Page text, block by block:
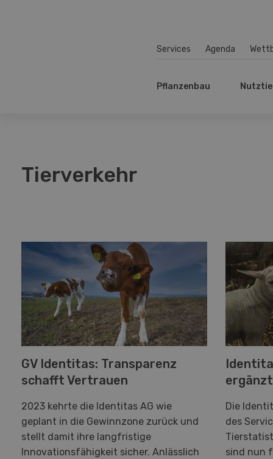
Services Agenda
Pflanzenbau
Tierverkehr
GV Identitas: Transparenz
schafft Vertrauen
2023 kehrte die Identitas AG wie
geplant in die Gewinnzone zurück und
stellt damit ihre langfristige
Innovationsfähigkeit sicher. Anlässlich
ergänzt
Die
des
sind nun